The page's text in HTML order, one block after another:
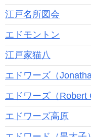
江戸名所図会
エドモントン
江戸家猫八
エドワーズ（
エドワーズ（Robert
エドワーズ高原